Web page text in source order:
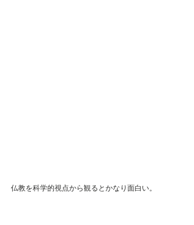
仏教を科学的視点から観るとかなり面白い。